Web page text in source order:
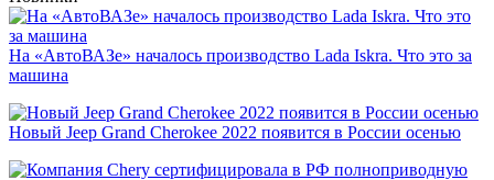
На «АвтоВАЗе» началось производство Lada Iskra. Что это за
машина
Новый Jeep Grand Cherokee 2022 появится в России осенью